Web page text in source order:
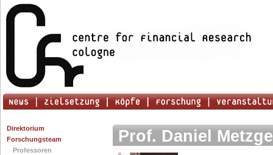
Direktorium
Forschungsteam
Professoren
Prof. Daniel